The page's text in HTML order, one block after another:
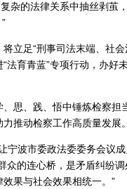
杂的法律关系中抽丝剥茧
立足“刑事司法末端、社
育青蓝”专项行动，办好
思、践、悟中锤炼检察担
推动检察工作高质量发展。
宁波市委政法委委务会议
的连心桥，是矛盾纠纷
果与社会效果相统一。”